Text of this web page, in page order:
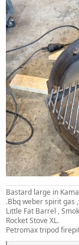
Bastard large in
.Bbq weber spirit gas
Little Fat Barrel ,
Rocket Stove XL.
Petromax tripod